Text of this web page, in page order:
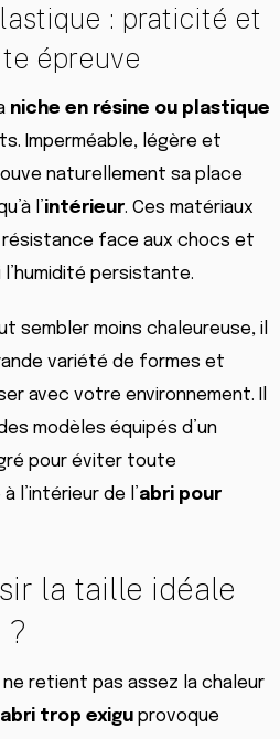
: praticité et
épreuve
niche en résine ou plastique
Imperméable, légère et
naturellement sa place
l’intérieur. Ces matériaux
face aux chocs et
persistante.
sembler moins chaleureuse, il
variété de formes et
avec votre environnement. Il
modèles équipés d’un
pour éviter toute
l’intérieur de l’abri pour
la taille idéale
?
ne retient pas assez la chaleur
abri trop exiguprovoque